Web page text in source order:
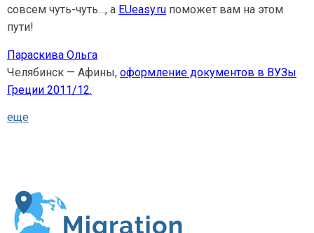
совсем чуть-чуть…, а EUeasy.ru поможет вам на этом
пути!
Параскива Ольга
Челябинск — Афины, оформление документов в ВУЗы
Греции 2011/12.
еще